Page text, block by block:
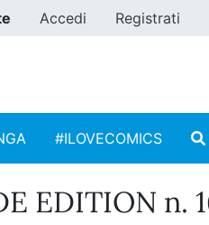
Accedi Registrati
#ILOVECOMICS
EDITION n.